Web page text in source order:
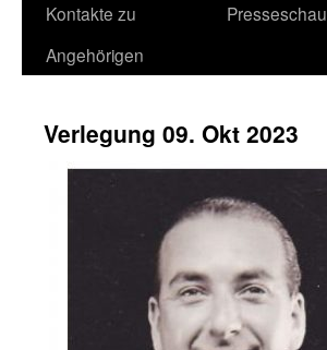
Kontakte zu
Angehörigen
Presseschau
Verlegung 09. Okt 2023